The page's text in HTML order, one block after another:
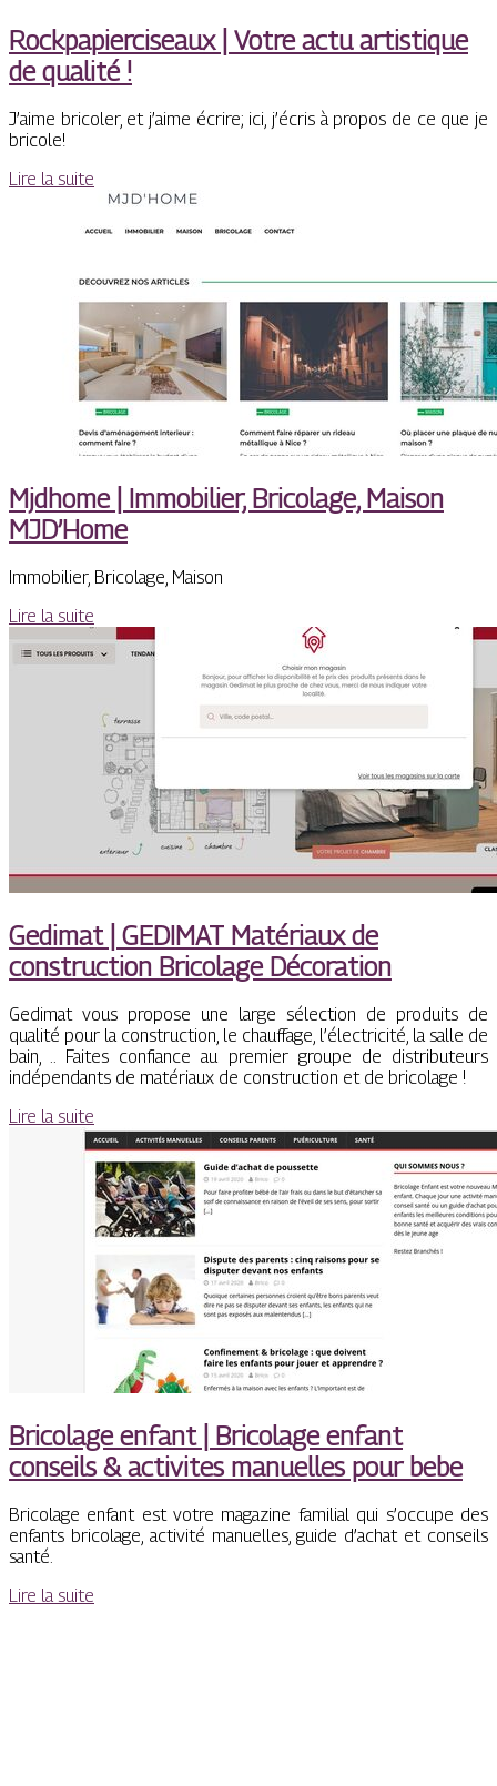
Rockpapier­ci­seaux | Votre actu artistique
de qualité !
J’aime bricoler, et j’aime écrire; ici, j’écris à propos de ce que je
bricole!
Lire la suite
Mjdhome | Immobilier, Bricolage, Maison
MJD’Home
Immobilier, Bricolage, Maison
Lire la suite
Gedimat | GEDIMAT Matériaux de
construction Bricolage Décoration
Gedimat vous propose une large sélection de produits de
qualité pour la construction, le chauffage, l’électricité, la salle de
bain, .. Faites confiance au premier groupe de distributeurs
indépendants de matériaux de construction et de bricolage !
Lire la suite
Bricolage enfant | Bricolage enfant
conseils & activites manuelles pour bebe
Bricolage enfant est votre magazine familial qui s’occupe des
enfants bricolage, activité manuelles, guide d’achat et conseils
santé.
Lire la suite